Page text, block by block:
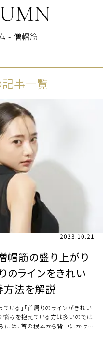
- 僧帽筋
事一覧
2023.10.21
帽筋の盛り上がり
のラインをきれい
方法を解説
ている」「首周りのラインがきれい
悩みを抱えている方は多いのでは
には、首の根本から背中にかけて